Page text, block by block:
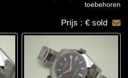
toebehoren
Prijs : € sold